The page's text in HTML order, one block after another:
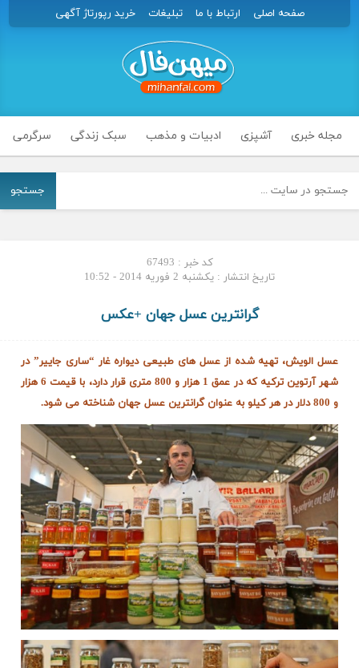
صفحه اصلی ارتباط با ما تبلیغات خرید رپورتاژ آگهی
مجله خبری آشپزی ادبیات و مذهب سبک زندگی سرگرمی
جستجو
کد خبر : 67493
تاریخ انتشار : یکشنبه 2 فوریه 2014 - 10:52
گرانترین عسل جهان +عکس
عسل الویش، تهیه شده از عسل های طبیعی دیواره غار “ساری جاییر” در
شهر آرتوین ترکیه که در عمق 1 هزار و 800 متری قرار دارد، با قیمت 6 هزار
و 800 دلار در هر کیلو به عنوان گرانترین عسل جهان شناخته می شود.